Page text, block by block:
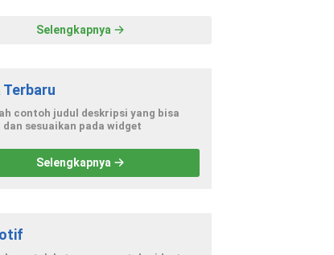
Selengkapnya
contoh judul deskripsi yang bisa
dan sesuaikan pada widget
Selengkapnya